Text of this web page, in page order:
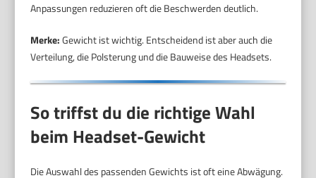
Anpassungen reduzieren oft die Beschwerden deutlich.
Merke:Gewicht ist wichtig. Entscheidend ist aber auch die
Verteilung, die Polsterung und die Bauweise des Headsets.
So triffst du die richtige Wahl
beim Headset-Gewicht
Die Auswahl des passenden Gewichts ist oft eine Abwägung.